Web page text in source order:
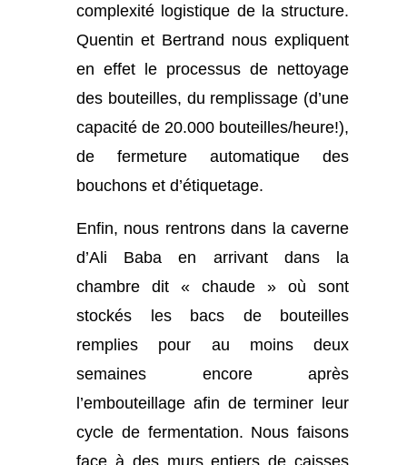
complexité logistique de la structure.
Quentin et Bertrand nous expliquent
en effet le processus de nettoyage
des bouteilles, du remplissage (d’une
capacité de 20.000 bouteilles/heure!),
de fermeture automatique des
bouchons et d’étiquetage.
Enfin, nous rentrons dans la caverne
d’Ali Baba en arrivant dans la
chambre dit « chaude » où sont
stockés les bacs de bouteilles
remplies pour au moins deux
semaines encore après
l’embouteillage afin de terminer leur
cycle de fermentation. Nous faisons
face à des murs entiers de caisses